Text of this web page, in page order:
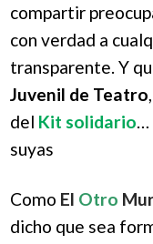
compartir
con verdad a
transparente. Y
Juvenil de Teatro
del Kit solidario…
suyas
Como El Otro
dicho que sea